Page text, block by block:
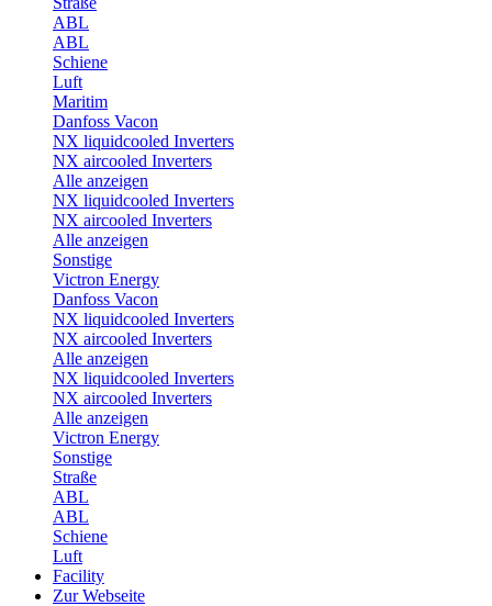
ABL
ABL
Schiene
Luft
Maritim
Danfoss Vacon
NX liquidcooled Inverters
NX aircooled Inverters
Alle anzeigen
NX liquidcooled Inverters
NX aircooled Inverters
Alle anzeigen
Sonstige
Victron Energy
Danfoss Vacon
NX liquidcooled Inverters
NX aircooled Inverters
Alle anzeigen
NX liquidcooled Inverters
NX aircooled Inverters
Alle anzeigen
Victron Energy
Sonstige
Straße
ABL
ABL
Schiene
Luft
Facility
Zur Webseite